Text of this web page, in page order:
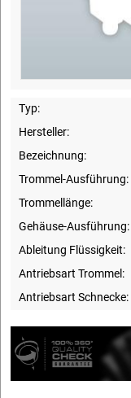
Typ:
Hersteller:
Bezeichnung:
Trommel-Ausführung:
Trommellänge:
Gehäuse-Ausführung:
Ableitung Flüssigkeit:
Antriebsart Trommel:
Antriebsart Schnecke: